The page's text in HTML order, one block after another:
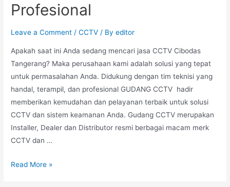
Profesional
Leave a Comment /CCTV / Byeditor
Apakah saat ini Anda sedang mencari jasa CCTV Cibodas
Tangerang? Maka perusahaan kami adalah solusi yang tepat
untuk permasalahan Anda. Didukung dengan tim teknisi yang
handal, terampil, dan profesional GUDANG CCTV hadir
memberikan kemudahan dan pelayanan terbaik untuk solusi
CCTV dan sistem keamanan Anda. Gudang CCTV merupakan
Installer, Dealer dan Distributor resmi berbagai macam merk
CCTV dan …
Read More »